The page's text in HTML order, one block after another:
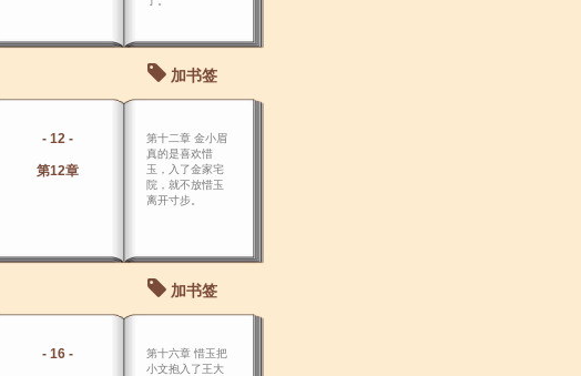
加书签
- 12 -
第12章
第十二章 金小眉
真的是喜欢惜
玉，入了金家宅
院，就不放惜玉
离开寸步。
加书签
- 16 -
第十六章 惜玉把
小文抱入了王大